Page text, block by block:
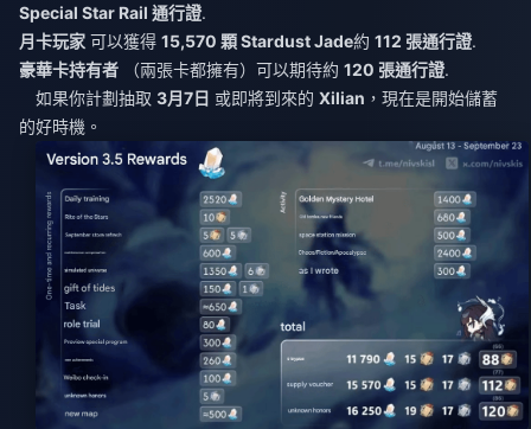
Special Star Rail 通行證.
月卡玩家 可以獲得 15,570 顆 Stardust Jade約 112 張通行證.
豪華卡持有者 （兩張卡都擁有）可以期待約 120 張通行證.
如果你計劃抽取 3月7日 或即將到來的 Xilian ，現在是開始儲蓄
的好時機。